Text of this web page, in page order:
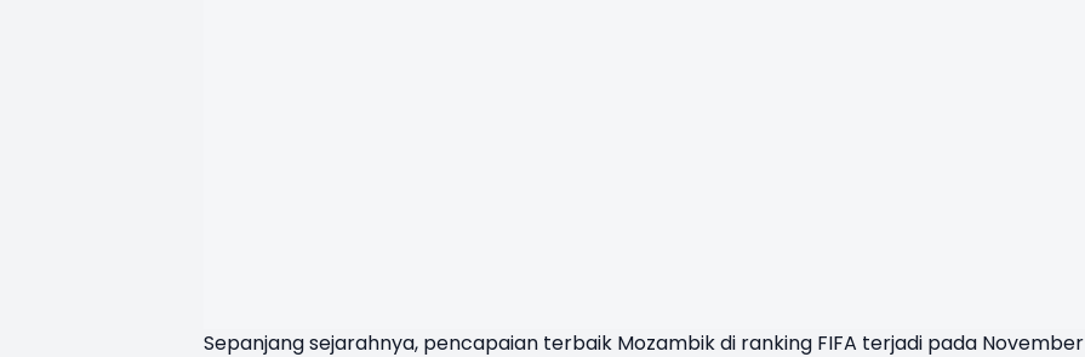
Sepanjang sejarahnya, pencapaian terbaik Mozambik di ranking FIFA terjadi pada November